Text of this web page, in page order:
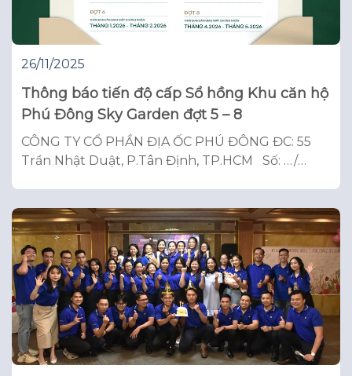
26/11/2025
Thông báo tiến độ cấp Sổ hồng Khu căn hộ
Phú Đông Sky Garden đợt 5 – 8
CÔNG TY CỔ PHẦN ĐỊA ỐC PHÚ ĐÔNG ĐC: 55
Trần Nhật Duật, P.Tân Định, TP.HCM Số: …/
Chí Minh, ngày … tháng … năm 2025 THÔNG
BÁO (Về tiến độ thực hiện thủ